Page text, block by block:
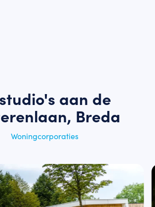
aan de
Breda
Woningcorporaties